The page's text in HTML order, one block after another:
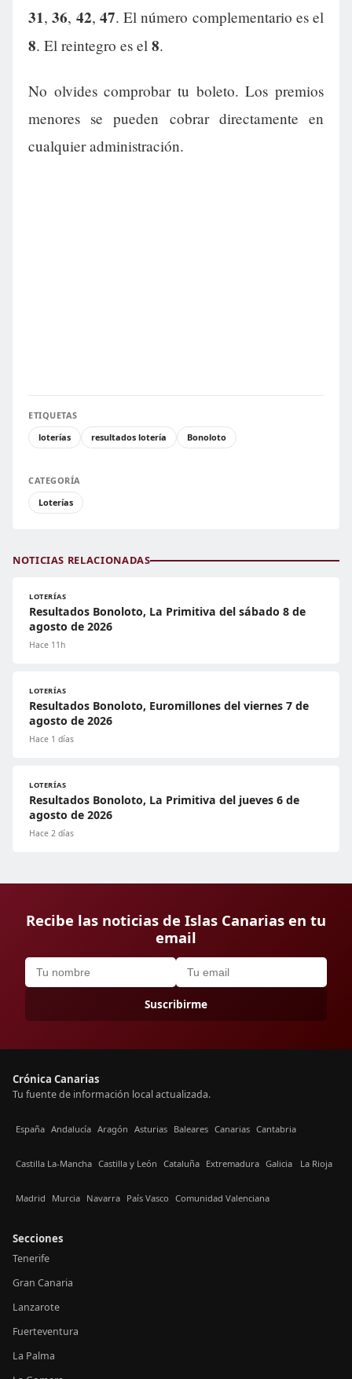
31,36, 42, 47. El número complementario es el
8. El reintegro es el 8.
No olvides comprobar tu boleto. Los premios
menores se pueden cobrar directamente en
cualquier administración.
ETIQUETAS
loterías
resultados lotería Bonoloto
CATEGORÍA
Loterías
NOTICIAS RELACIONADAS
LOTERÍAS
Resultados Bonoloto, La Primitiva del sábado 8 de
agosto de 2026
Hace 11h
LOTERÍAS
Resultados Bonoloto, Euromillones del viernes 7 de
agosto de 2026
Hace 1 días
LOTERÍAS
Resultados Bonoloto, La Primitiva del jueves 6 de
agosto de 2026
Hace 2 días
Recibe las noticias de Islas Canarias en tu
email
Suscribirme
Crónica Canarias
Tu fuente de información local actualizada.
España Andalucía Aragón Asturias Baleares Canarias Cantabria
Castilla La-Mancha Castilla y León Cataluña Extremadura Galicia La Rioja
Madrid Murcia Navarra País Vasco Comunidad Valenciana
Secciones
Tenerife
Gran Canaria
Lanzarote
Fuerteventura
La Palma